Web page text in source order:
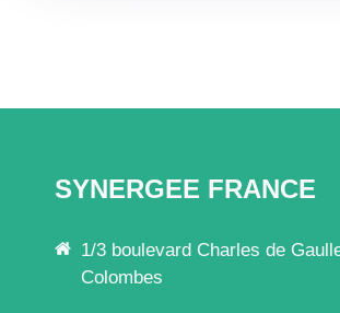
SYNERGEE FRANCE
1/3 boulevard Charles de
Colombes